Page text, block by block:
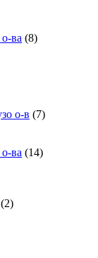
ва (8)
о-в (7)
ва (14)
(2)